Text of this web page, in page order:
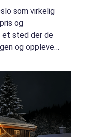
som virkelig
og
et sted der de
og opplever